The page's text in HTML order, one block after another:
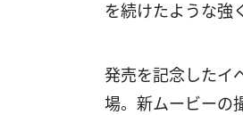
を続けたような強
発売を記念したイ
場。新ムービーの